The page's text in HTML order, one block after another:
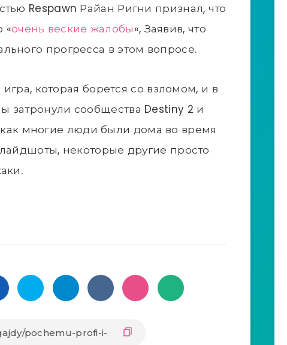
Respawn Райан Ригни признал, что
«очень веские жалобы«, Заявив, что
прогресса в этом вопросе.
которая борется со взломом, и в
сообщества Destiny 2 и
многие люди были дома во время
некоторые другие просто